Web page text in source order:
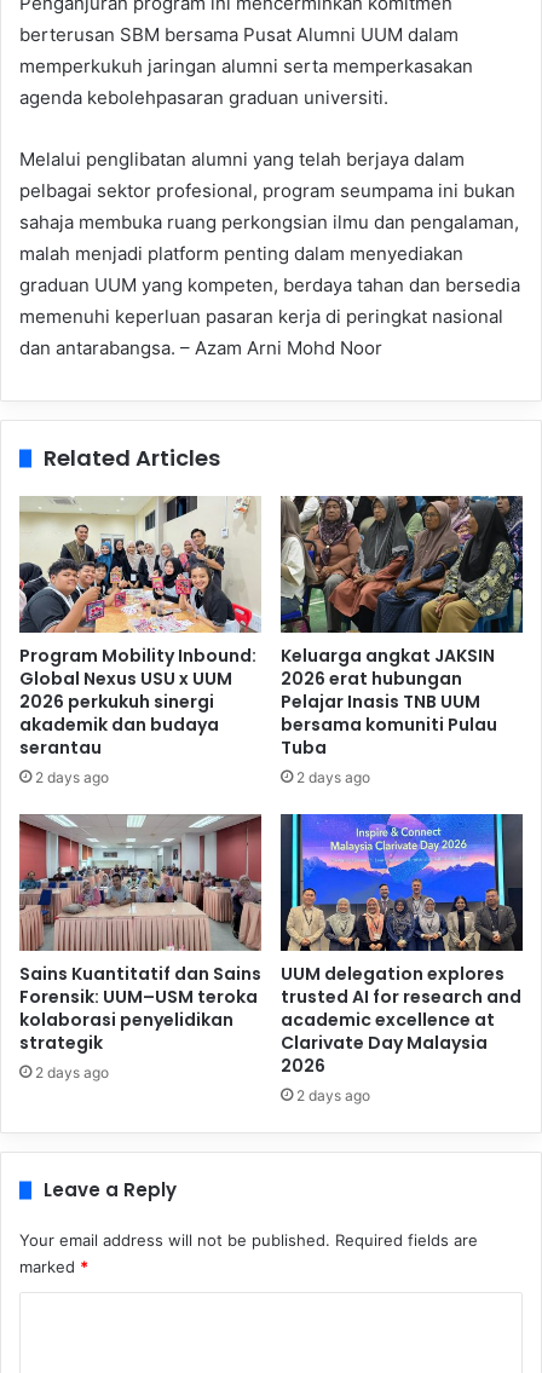
berterusan SBM bersama Pusat Alumni UUM dalam
memperkukuh jaringan alumni serta memperkasakan
agenda kebolehpasaran graduan universiti.
Melalui penglibatan alumni yang telah berjaya dalam
pelbagai sektor profesional, program seumpama ini bukan
sahaja membuka ruang perkongsian ilmu dan pengalaman,
malah menjadi platform penting dalam menyediakan
graduan UUM yang kompeten, berdaya tahan dan bersedia
memenuhi keperluan pasaran kerja di peringkat nasional
dan antarabangsa. – Azam Arni Mohd Noor
Related Articles
Program Mobility Inbound:
Global Nexus USU x UUM
2026 perkukuh sinergi
akademik dan budaya
serantau
2 days ago
Keluarga angkat JAKSIN
2026 erat hubungan
Pelajar Inasis TNB UUM
bersama komuniti Pulau
Tuba
2 days ago
Sains Kuantitatif dan Sains
Forensik: UUM–USM teroka
kolaborasi penyelidikan
strategik
2 days ago
UUM delegation explores
trusted AI for research and
academic excellence at
Clarivate Day Malaysia
2026
2 days ago
Leave a Reply
Your email address will not be published. Required fields are
marked *